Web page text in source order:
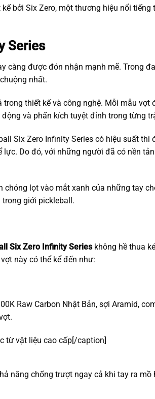
bởi Six Zero, một thương hiệu nổi
Series
càng được đón nhận mạnh mẽ. Trong
nhất.
thiết kế và công nghệ. Mỗi mẫu
và phấn kích tuyệt đỉnh trong từng
Six Zero Infinity Series có hiệu suất thi
Do đó, với những người đã có nền
chóng lọt vào mắt xanh của những tay
giới pickleball.
Six Zero Infinity Serieskhông hề thua
này có thể kể đến như:
Raw Carbon Nhật Bản, sợi Aramid,
từ vật liệu cao cấp[/caption]
năng chống trượt ngay cả khi tay ra